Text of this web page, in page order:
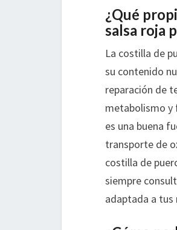
¿Qué
salsa roja
La costilla de
su contenido
reparación de
metabolismo y
es una buena
transporte de
costilla de
siempre
adaptada a tus